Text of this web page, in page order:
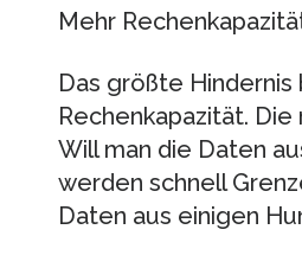
Mehr
Das größte
Rechenkapazität.
Will man die Daten
werden schnell
Daten aus einigen